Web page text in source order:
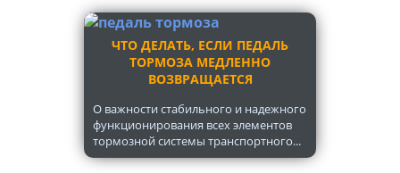
ЧТО ДЕЛАТЬ, ЕСЛИ ПЕДАЛЬ
ТОРМОЗА МЕДЛЕННО
ВОЗВРАЩАЕТСЯ
О важности стабильного и надежного
функционирования всех элементов
тормозной системы транспортного...